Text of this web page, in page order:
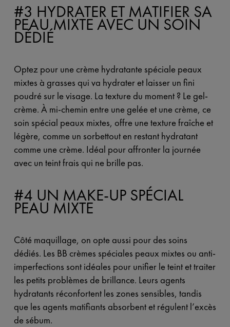
#3 HYDRATER ET MATIFIER SA
PEAU MIXTE AVEC UN SOIN
DÉDIÉ
Optez pour une crème hydratante spéciale peaux
mixtes à grasses qui va hydrater et laisser un fini
poudré sur le visage. La texture du moment ? Le gel-
crème. À mi-chemin entre une gelée et une crème, ce
soin spécial peaux mixtes, offre une texture fraîche et
légère, comme un sorbettout en restant hydratant
comme une crème. Idéal pour affronter la journée
avec un teint frais qui ne brille pas.
#4 UN MAKE-UP SPÉCIAL
PEAU MIXTE
Côté maquillage, on opte aussi pour des soins
dédiés. Les BB crèmes spéciales peaux mixtes ou anti-
imperfections sont idéales pour unifier le teint et traiter
les petits problèmes de brillance. Leurs agents
hydratants réconfortent les zones sensibles, tandis
que les agents matifiants absorbent et régulent l’excès
de sébum.